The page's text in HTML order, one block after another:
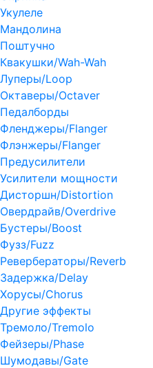
Укулеле
Мандолина
Поштучно
Квакушки/Wah-Wah
Луперы/Loop
Октаверы/Octaver
Педалборды
Фленджеры/Flanger
Флэнжеры/Flanger
Предусилители
Усилители мощности
Дисторшн/Distortion
Овердрайв/Overdrive
Бустеры/Boost
Фузз/Fuzz
Ревербераторы/Reverb
Задержка/Delay
Хорусы/Chorus
Другие эффекты
Тремоло/Tremolo
Фейзеры/Phase
Шумодавы/Gate